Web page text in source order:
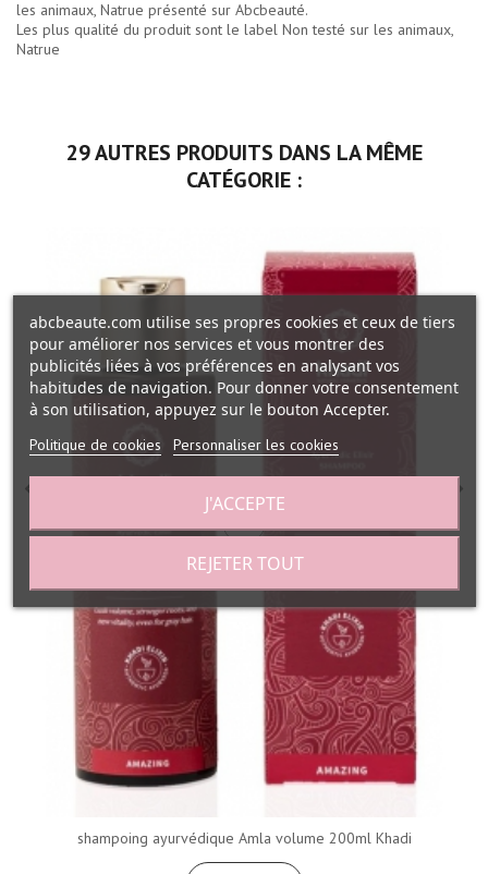
les animaux, Natrue présenté sur Abcbeauté.
Les plus qualité du produit sont le label Non testé sur les animaux,
Natrue
29 AUTRES PRODUITS DANS LA MÊME
CATÉGORIE :
shampoing ayurvédique Amla volume 200ml Khadi
abcbeaute.com utilise ses propres cookies et ceux de tiers
pour améliorer nos services et vous montrer des
publicités liées à vos préférences en analysant vos
habitudes de navigation. Pour donner votre consentement
à son utilisation, appuyez sur le bouton Accepter.
Politique de cookies Personnaliser les cookies
REJETER TOUT
J'ACCEPTE